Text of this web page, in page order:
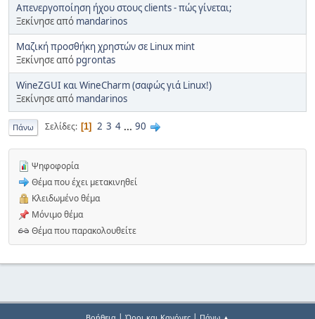
Απενεργοποίηση ήχου στους clients - πώς γίνεται;
Ξεκίνησε από mandarinos
Μαζική προσθήκη χρηστών σε Linux mint
Ξεκίνησε από pgrontas
WineZGUI και WineCharm (σαφώς γιά Linux!)
Ξεκίνησε από mandarinos
Πάνω Σελίδες 1 2 3 4 ... 90
Ψηφοφορία
Θέμα που έχει μετακινηθεί
Κλειδωμένο θέμα
Μόνιμο θέμα
Θέμα που παρακολουθείτε